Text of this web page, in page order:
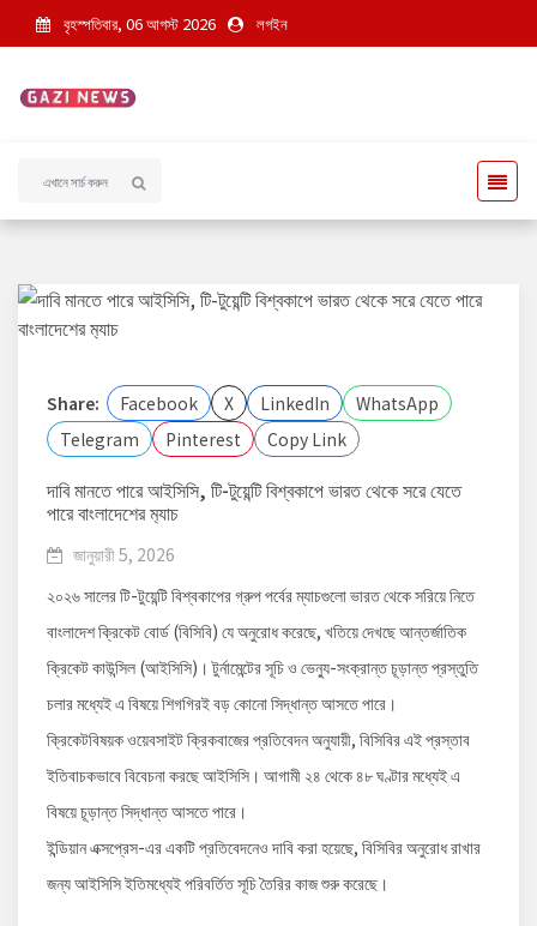
বৃহস্পতিবার, 06 আগস্ট 2026 লগইন
Share: Facebook X LinkedIn
WhatsApp
Telegram
Pinterest Copy Link
দাবি মানতে পারে আইসিসি, টি-টুয়েন্টি বিশ্বকাপে ভারত থেকে সরে যেতে
পারে বাংলাদেশের ম‍্যাচ
জানুয়ারী 5, 2026
২০২৬ সালের টি-টুয়েন্টি বিশ্বকাপের গ্রুপ পর্বের ম্যাচগুলো ভারত থেকে সরিয়ে নিতে
বাংলাদেশ ক্রিকেট বোর্ড (বিসিবি) যে অনুরোধ করেছে, খতিয়ে দেখছে আন্তর্জাতিক
ক্রিকেট কাউন্সিল (আইসিসি)। টুর্নামেন্টের সূচি ও ভেন্যু-সংক্রান্ত চূড়ান্ত প্রস্তুতি
চলার মধ্যেই এ বিষয়ে শিগগিরই বড় কোনো সিদ্ধান্ত আসতে পারে।
ক্রিকেটবিষয়ক ওয়েবসাইট ক্রিকবাজের প্রতিবেদন অনুযায়ী, বিসিবির এই প্রস্তাব
ইতিবাচকভাবে বিবেচনা করছে আইসিসি। আগামী ২৪ থেকে ৪৮ ঘণ্টার মধ্যেই এ
বিষয়ে চূড়ান্ত সিদ্ধান্ত আসতে পারে।
ইন্ডিয়ান এক্সপ্রেস-এর একটি প্রতিবেদনেও দাবি করা হয়েছে, বিসিবির অনুরোধ রাখার
জন্য আইসিসি ইতিমধ্যেই পরিবর্তিত সূচি তৈরির কাজ শুরু করেছে।